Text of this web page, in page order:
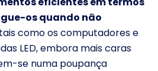
os quando não
como os computadores e
LED, embora mais caras
se numa poupança